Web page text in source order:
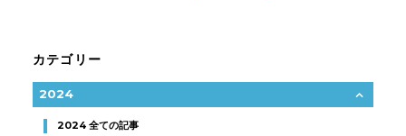
カテゴリー
2024
2024 全ての記事